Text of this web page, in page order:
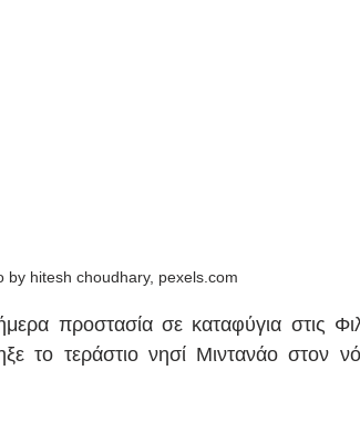
by hitesh choudhary, pexels.com
προστασία σε καταφύγια στις
το τεράστιο νησί Μιντανάο στον